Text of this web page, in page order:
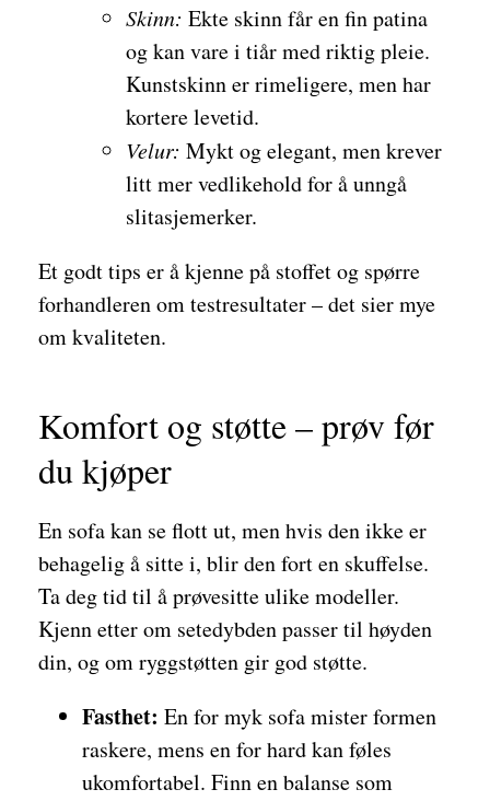
Skinn: Ekte skinn får en fin patina
og kan vare i tiår med riktig pleie.
Kunstskinn er rimeligere, men har
kortere levetid.
Velur: Mykt og elegant, men krever
litt mer vedlikehold for å unngå
slitasjemerker.
Et godt tips er å kjenne på stoffet og spørre
forhandleren om testresultater – det sier mye
om kvaliteten.
Komfort og støtte – prøv før
du kjøper
En sofa kan se flott ut, men hvis den ikke er
behagelig å sitte i, blir den fort en skuffelse.
Ta deg tid til å prøvesitte ulike modeller.
Kjenn etter om setedybden passer til høyden
din, og om ryggstøtten gir god støtte.
Fasthet: En for myk sofa mister formen
raskere, mens en for hard kan føles
ukomfortabel. Finn en balanse som